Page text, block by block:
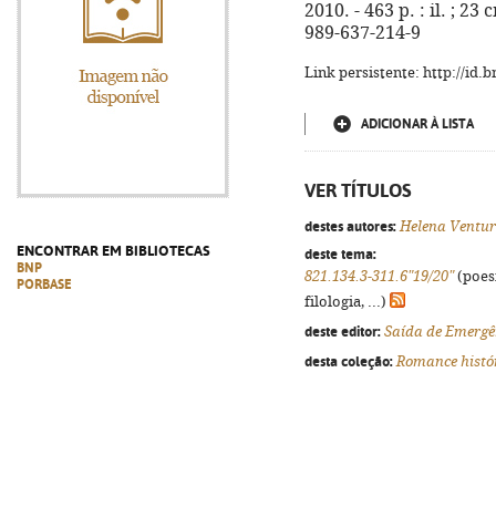
ENCONTRAR EM BIBLIOTECAS
BNP
PORBASE
2010. - 463 p. : il. ; 23
989-637-214-9
Link persistente: http://
ADICIONAR À LISTA
VER TÍTULOS
destes autores: Helena
deste tema:
821.134.3-311.6"19/20"
filologia, ...)
deste editor: Saída de
desta coleção: Romance